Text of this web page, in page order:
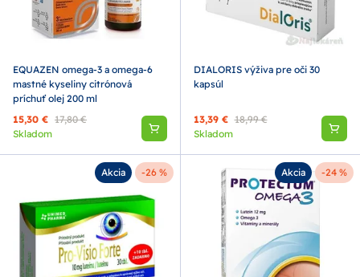
EQUAZEN omega-3 a omega-6
mastné kyseliny citrónová
príchuť olej 200 ml
15,30 € 17,80 €
Skladom
DIALORIS výživa pre oči 30
kapsúl
13,39 € 18,99 €
Skladom
Akcia -26 % Akcia -24 %